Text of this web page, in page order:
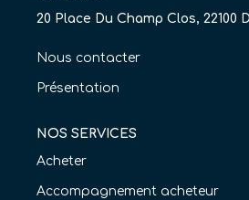
20 Place Du Champ Clos, 22100
Nous contacter
Présentation
NOS SERVICES
Acheter
Accompagnement acheteur